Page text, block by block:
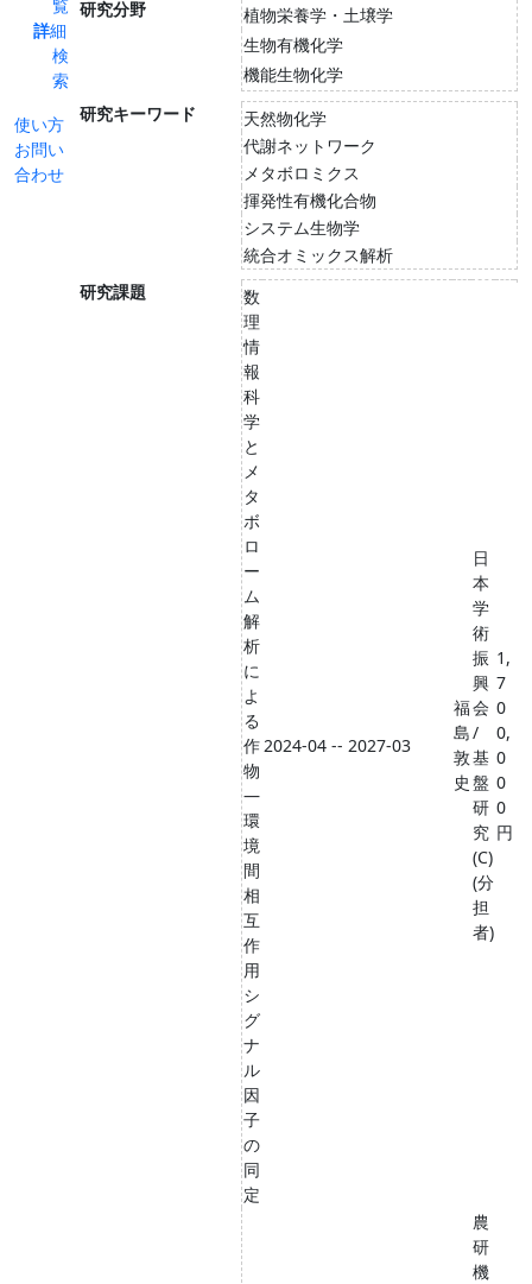
覧
詳細
検
索
使い方
お問い
合わせ
研究分野
植物栄養学・土壌学
生物有機化学
機能生物化学
研究キーワード
天然物化学
代謝ネットワーク
メタボロミクス
揮発性有機化合物
システム生物学
統合オミックス解析
研究課題
数
理
情
報
科
学
と
メ
タ
ボ
ロ
ー
ム
解
析
に
よ
る
作
物
―
環
境
間
相
互
作
用
シ
グ
ナ
ル
因
子
の
同
定
2024-04 -- 2027-03
福
島
敦
史
日
本
学
術
振
興
会
/
基
盤
研
究
(C)
(分
担
者)
1,
7
0
0,
0
0
0
円
農
研
機